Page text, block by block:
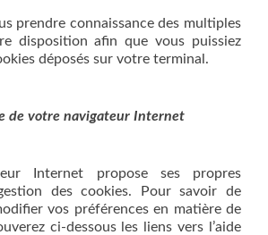
prendre connaissance des multiples
disposition afin que vous puissiez
déposés sur votre terminal.
de votre navigateur Internet
Internet propose ses propres
des cookies. Pour savoir de
vos préférences en matière de
ci-dessous les liens vers l’aide